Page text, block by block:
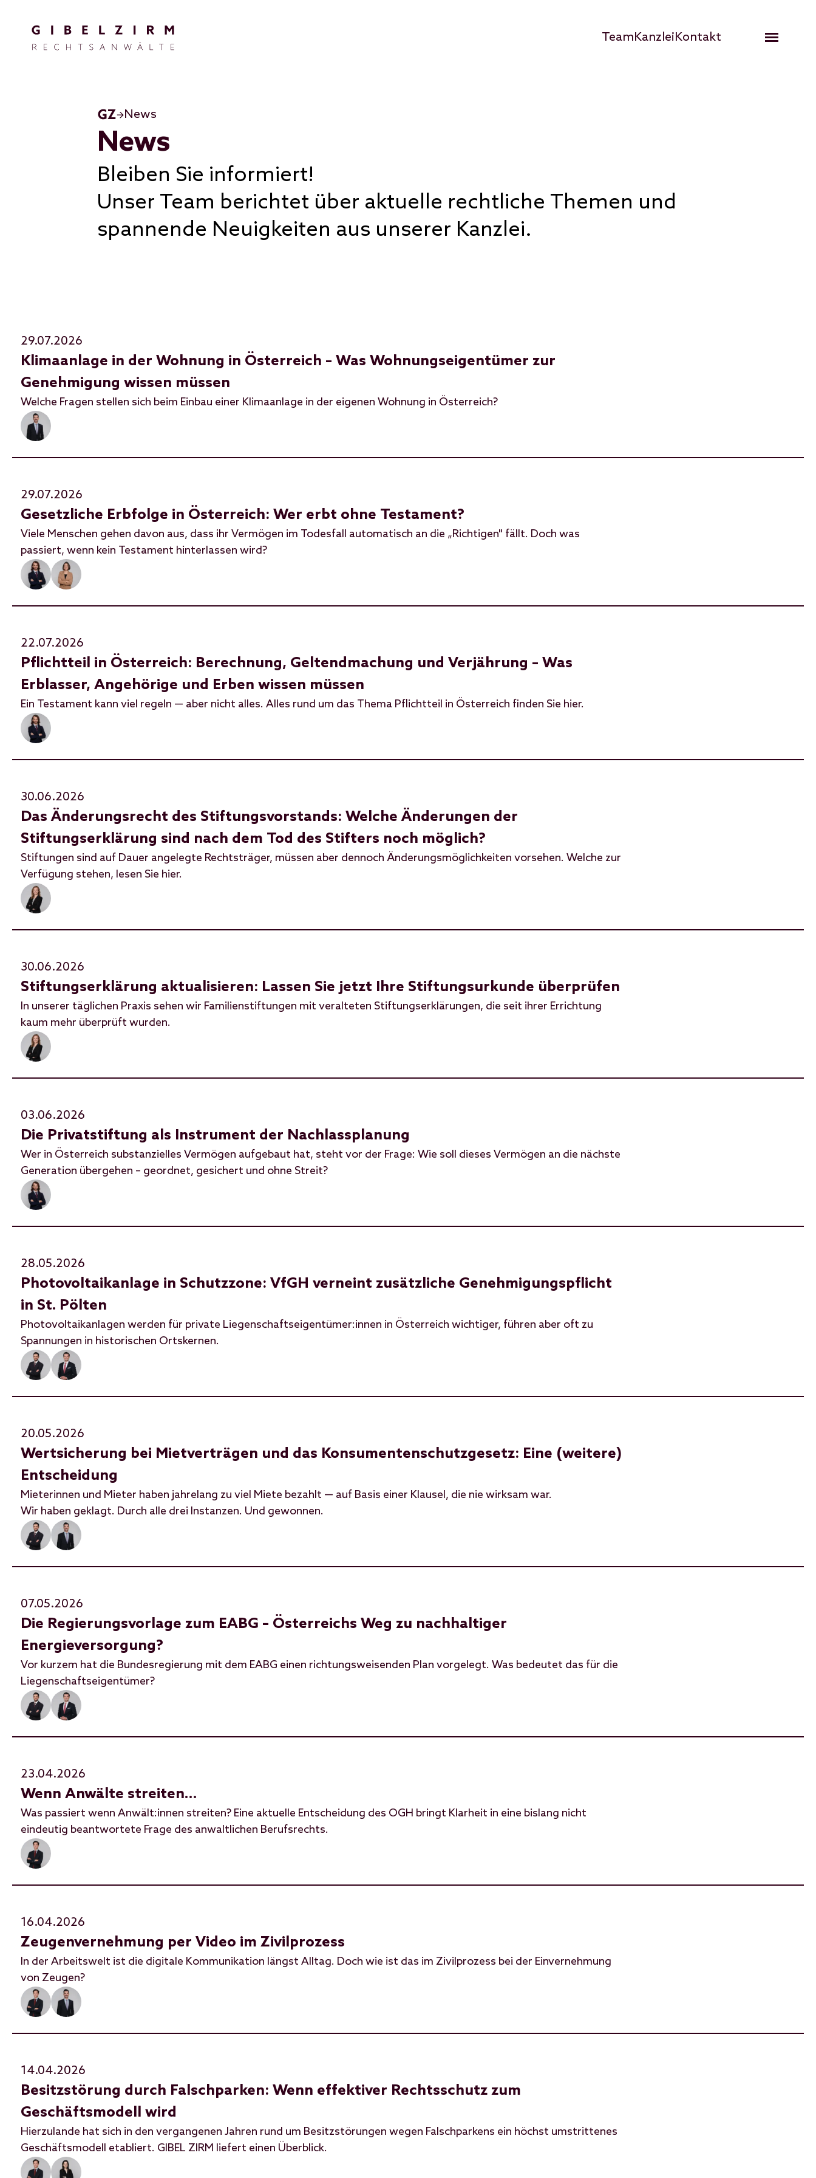
TeamKanzleiKontakt Open
News
News
Bleiben Sie informiert!
Unser Team berichtet über aktuelle rechtliche Themen und
spannende Neuigkeiten aus unserer Kanzlei.
29.07.2026
Klimaanlage in der Wohnung in Österreich – Was Wohnungseigentümer zur
Genehmigung wissen müssen
Welche Fragen stellen sich beim Einbau einer Klimaanlage in der eigenen Wohnung in Österreich?
29.07.2026
Gesetzliche Erbfolge in Österreich: Wer erbt ohne Testament?
Viele Menschen gehen davon aus, dass ihr Vermögen im Todesfall automatisch an die „Richtigen" fällt. Doch was
passiert, wenn kein Testament hinterlassen wird?
22.07.2026
Pflichtteil in Österreich: Berechnung, Geltendmachung und Verjährung – Was
Erblasser, Angehörige und Erben wissen müssen
Ein Testament kann viel regeln — aber nicht alles. Alles rund um das Thema Pflichtteil in Österreich finden Sie hier.
30.06.2026
Das Änderungsrecht des Stiftungsvorstands: Welche Änderungen der
Stiftungserklärung sind nach dem Tod des Stifters noch möglich?
Stiftungen sind auf Dauer angelegte Rechtsträger, müssen aber dennoch Änderungsmöglichkeiten vorsehen. Welche zur
Verfügung stehen, lesen Sie hier.
30.06.2026
Stiftungserklärung aktualisieren: Lassen Sie jetzt Ihre Stiftungsurkunde überprüfen
In unserer täglichen Praxis sehen wir Familienstiftungen mit veralteten Stiftungserklärungen, die seit ihrer Errichtung
kaum mehr überprüft wurden.
03.06.2026
Die Privatstiftung als Instrument der Nachlassplanung
Wer in Österreich substanzielles Vermögen aufgebaut hat, steht vor der Frage: Wie soll dieses Vermögen an die nächste
Generation übergehen – geordnet, gesichert und ohne Streit?
28.05.2026
Photovoltaikanlage in Schutzzone: VfGH verneint zusätzliche Genehmigungspflicht
in St. Pölten
Photovoltaikanlagen werden für private Liegenschaftseigentümer:innen in Österreich wichtiger, führen aber oft zu
Spannungen in historischen Ortskernen.
20.05.2026
Wertsicherung bei Mietverträgen und das Konsumentenschutzgesetz: Eine (weitere)
Entscheidung
Mieterinnen und Mieter haben jahrelang zu viel Miete bezahlt — auf Basis einer Klausel, die nie wirksam war.
Wir haben geklagt. Durch alle drei Instanzen. Und gewonnen.
07.05.2026
Die Regierungsvorlage zum EABG – Österreichs Weg zu nachhaltiger
Energieversorgung?
Vor kurzem hat die Bundesregierung mit dem EABG einen richtungsweisenden Plan vorgelegt. Was bedeutet das für die
Liegenschaftseigentümer?
23.04.2026
Wenn Anwälte streiten…
Was passiert wenn Anwält:innen streiten? Eine aktuelle Entscheidung des OGH bringt Klarheit in eine bislang nicht
eindeutig beantwortete Frage des anwaltlichen Berufsrechts.
16.04.2026
Zeugenvernehmung per Video im Zivilprozess
In der Arbeitswelt ist die digitale Kommunikation längst Alltag. Doch wie ist das im Zivilprozess bei der Einvernehmung
von Zeugen?
14.04.2026
Besitzstörung durch Falschparken: Wenn effektiver Rechtsschutz zum
Geschäftsmodell wird
Hierzulande hat sich in den vergangenen Jahren rund um Besitzstörungen wegen Falschparkens ein höchst umstrittenes
Geschäftsmodell etabliert. GIBEL ZIRM liefert einen Überblick.